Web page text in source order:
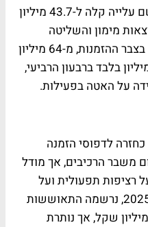
של 51%, והרווח הנקי דווקא רשם עלייה קלה ל-43.7 מיליון
מימון והשליטה
בעלויות. עם זאת, הירידה החדה בצבר ההזמנות, מ-64 מיליון
בתחילת השנה לכ-1.5 מיליון בלבד ברבעון הרביעי,
על האטה בפעילות.
לדפוסי הזמנה
משבר הרכיבים, אך מודל
רציפות תפעולית ועל
ודאות בהכנסות. נכון לפברואר 2025, נרשמה התאוששות
מסוימת בצבר ההזמנות ל־27.8 מיליון שקל, אך נותרת